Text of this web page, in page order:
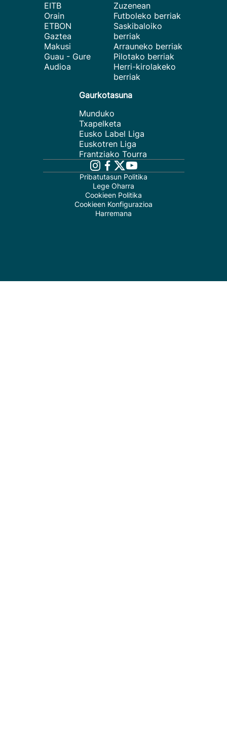
EITB
Orain
ETBON
Gaztea
Makusi
Guau - Gure
Audioa
Zuzenean
Futboleko berriak
Saskibaloiko
berriak
Arrauneko berriak
Pilotako berriak
Herri-kirolakeko
berriak
Gaurkotasuna
Munduko
Txapelketa
Eusko Label Liga
Euskotren Liga
Frantziako Tourra
Pribatutasun Politika
Lege Oharra
Cookieen Politika
Cookieen Konfigurazioa
Harremana